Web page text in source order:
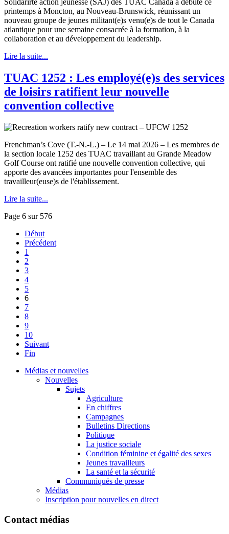
Solidarirté action jeunesse (SAJ) des TUAC Canada a débuté ce
printemps à Moncton, au Nouveau-Brunswick, réunissant un
nouveau groupe de jeunes militant(e)s venu(e)s de tout le Canada
atlantique pour une semaine consacrée à la formation, à la
collaboration et au développement du leadership.
Lire la suite...
TUAC 1252 : Les employé(e)s des services
de loisirs ratifient leur nouvelle
convention collective
Frenchman’s Cove (T.-N.-L.) – Le 14 mai 2026 – Les membres de
la section locale 1252 des TUAC travaillant au Grande Meadow
Golf Course ont ratifié une nouvelle convention collective, qui
apporte des avancées importantes pour l'ensemble des
travailleur(euse)s de l'établissement.
Lire la suite...
Page 6 sur 576
Début
Précédent
1
2
3
4
5
6
7
8
9
10
Suivant
Fin
Médias et nouvelles
Nouvelles
Sujets
Agriculture
En chiffres
Campagnes
Bulletins Directions
Politique
La justice sociale
Condition féminine et égalité des sexes
Jeunes travailleurs
La santé et la sécurité
Communiqués de presse
Médias
Inscription pour nouvelles en direct
Contact médias